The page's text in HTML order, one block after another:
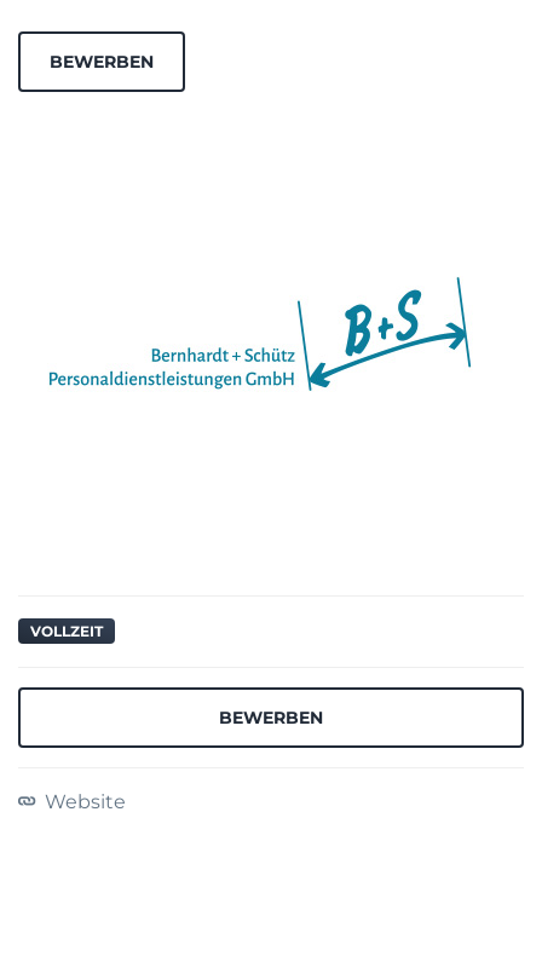
BEWERBEN
VOLLZEIT
BEWERBEN
Website